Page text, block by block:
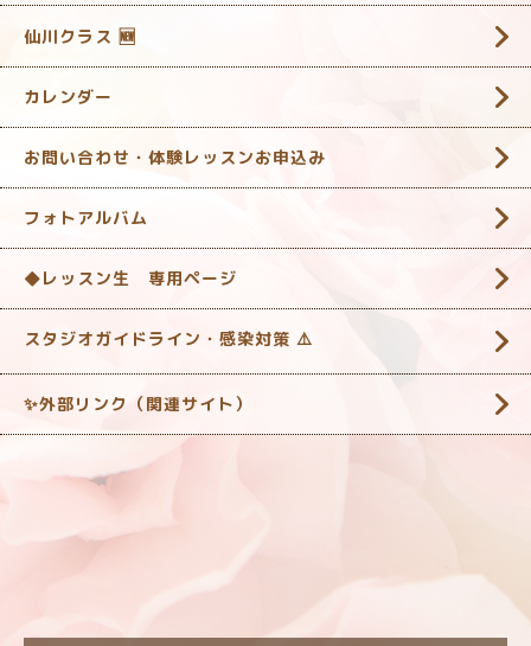
仙川クラス 🆕
カレンダー
お問い合わせ・体験レッスンお申込み
フォトアルバム
◆レッスン生 専用ページ
スタジオガイドライン・感染対策 ‎⚠️
✨外部リンク（関連サイト）